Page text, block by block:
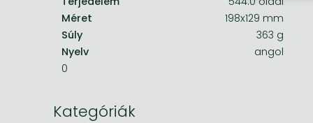
Bleach manga
One-Punch Man manga
Méret
198x129 mm
Súly
363 g
Nyelv
angol
0
Kategóriák